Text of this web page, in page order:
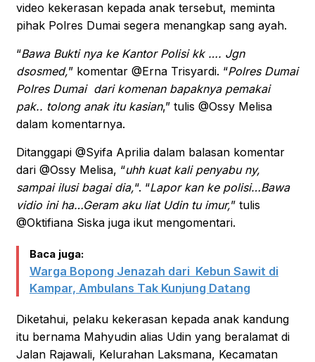
video kekerasan kepada anak tersebut, meminta
pihak Polres Dumai segera menangkap sang ayah.
“Bawa Bukti nya ke Kantor Polisi kk …. Jgn
dsosmed,” komentar @Erna Trisyardi. “Polres Dumai
Polres Dumai dari komenan bapaknya pemakai
pak.. tolong anak itu kasian,” tulis @Ossy Melisa
dalam komentarnya.
Ditanggapi @Syifa Aprilia dalam balasan komentar
dari @Ossy Melisa, “uhh kuat kali penyabu ny,
sampai ilusi bagai dia,“. “Lapor kan ke polisi…Bawa
vidio ini ha…Geram aku liat Udin tu imur,” tulis
@Oktifiana Siska juga ikut mengomentari.
Baca juga:
Warga Bopong Jenazah dari Kebun Sawit di
Kampar, Ambulans Tak Kunjung Datang
Diketahui, pelaku kekerasan kepada anak kandung
itu bernama Mahyudin alias Udin yang beralamat di
Jalan Rajawali, Kelurahan Laksmana, Kecamatan